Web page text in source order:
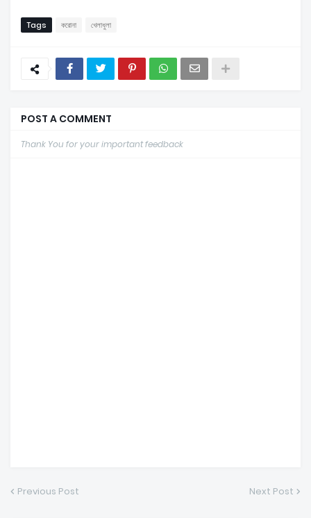
Tags করোনা খেলাধুলা
POST A COMMENT
Thank You for your important feedback
Previous Post Next Post